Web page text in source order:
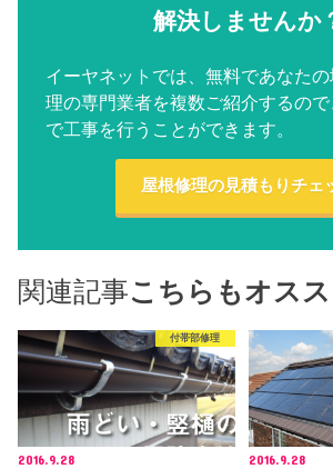
解決しませんか
イーヤネットでは、無料であなた
理の専門業者を複数ご紹介するの
で工事を行うことができます。
屋根修理の見積もりチェ
関連記事こちらもオスス
付帯部修理
2016.9.28
2016.9.28